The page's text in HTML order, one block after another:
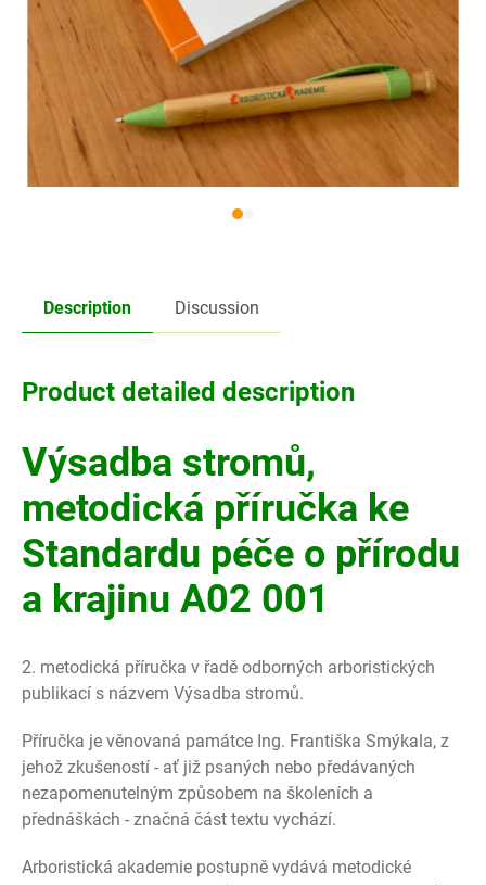
Description Discussion
Product detailed description
Výsadba stromů,
metodická příručka ke
Standardu péče o přírodu
a krajinu A02 001
2. metodická příručka v řadě odborných arboristických
publikací s názvem Výsadba stromů.
Příručka je věnovaná památce Ing. Františka Smýkala, z
jehož zkušeností - ať již psaných nebo předávaných
nezapomenutelným způsobem na školeních a
přednáškách - značná část textu vychází.
Arboristická akademie postupně vydává metodické